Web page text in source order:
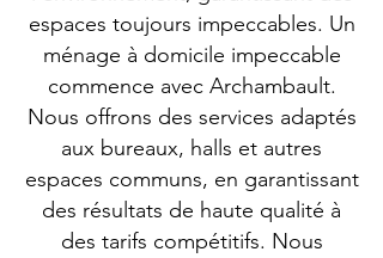
espaces toujours impeccables. Un
ménage à domicile impeccable
commence avec Archambault.
Nous offrons des services adaptés
aux bureaux, halls et autres
espaces communs, en garantissant
des résultats de haute qualité à
des tarifs compétitifs. Nous